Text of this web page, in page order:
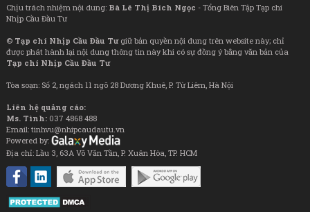
Chịu trách nhiệm nội dung: Bà Lê Thị Bích Ngọc - Tổng Biên Tập Tạp chí
Nhịp Cầu Đầu Tư
© Tạp chí Nhịp Cầu Đầu Tưgiữ bản quyền nội dung trên website này; chỉ
được phát hành lại nội dung thông tin này khi có sự đồng ý bằng văn bản của
Tạp chí Nhịp Cầu Đầu Tư
Tòa soạn: Số 2, ngách 11 ngõ 28 Dương Khuê, P. Từ Liêm, Hà Nội
Liên hệ quảng cáo:
Ms. Tình: 037 4868 488
Email: tinhvu@nhipcaudautu.vn
Powered by:
Địa chỉ: Lầu 3, 63A Võ Văn Tần, P. Xuân Hòa, TP. HCM